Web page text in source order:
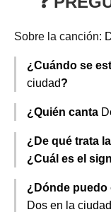
Sobre la canción:
¿Cuándo se
ciudad?
¿Quién canta
¿De qué trata
¿Cuál es el
¿Dónde puedo
Dos en la ciudad